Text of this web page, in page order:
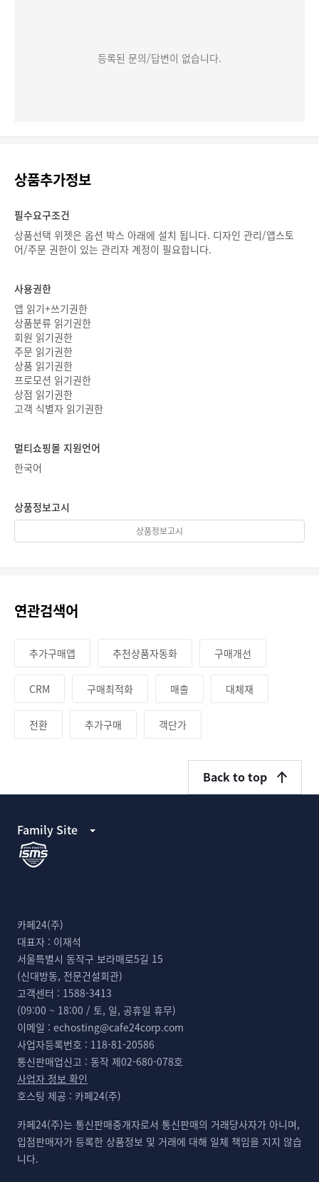
등록된 문의/답변이 없습니다.
상품추가정보
필수요구조건
상품선택 위젯은 옵션 박스 아래에 설치 됩니다. 디자인 관리/앱스토
어/주문 권한이 있는 관리자 계정이 필요합니다.
사용권한
앱 읽기+쓰기권한
상품분류 읽기권한
회원 읽기권한
주문 읽기권한
상품 읽기권한
프로모션 읽기권한
상점 읽기권한
고객 식별자 읽기권한
멀티쇼핑몰 지원언어
한국어
상품정보고시
상품정보고시
연관검색어
추가구매앱 추천상품자동화 구매개선
CRM 구매최적화 매출 대체재
전환 추가구매 객단가
Family Site
Back to top
카페24(주)
대표자 : 이재석
서울특별시 동작구 보라매로5길 15
(신대방동, 전문건설회관)
고객센터 : 1588-3413
(09:00 ~ 18:00 / 토, 일, 공휴일 휴무)
이메일 : echosting@cafe24corp.com
사업자등록번호 : 118-81-20586
통신판매업신고 : 동작 제02-680-078호
사업자 정보 확인
호스팅 제공 : 카페24(주)
카페24(주)는 통신판매중개자로서 통신판매의 거래당사자가 아니며,
입점판매자가 등록한 상품정보 및 거래에 대해 일체 책임을 지지 않습
니다.